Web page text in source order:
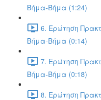
Βήμα-Βήμα (1:24)
6. Ερώτηση
Βήμα-Βήμα (0:14)
7. Ερώτηση
Βήμα-Βήμα (0:18)
8. Ερώτηση